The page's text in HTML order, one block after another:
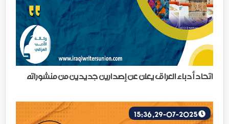
اتحاد أدباء العراق يعلن عن إصدارين جديدين من منشوراته